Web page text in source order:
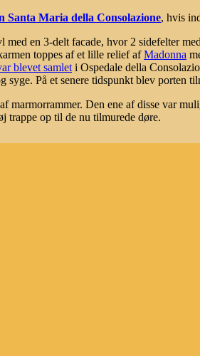
Santa Maria della Consolazione, hvis
med en 3-delt facade, hvor 2 sidefelter
toppes af et lille relief afMadonna
blevet samlet i Ospedale della
På et senere tidspunkt blev porten
marmorrammer. Den ene af disse var
trappe op til de nu tilmurede døre.